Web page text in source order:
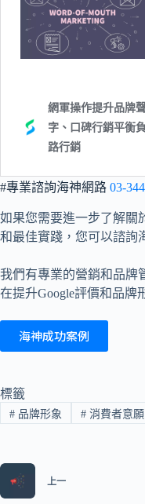
#專業諮詢海神網路 03-
如果您需要進一步了解關
和最佳實踐，您可以諮詢
我們有專業的營銷和品牌
在提升Google評價和品牌
海神成功案例
標籤
#品牌形象 #消費者意願
上一